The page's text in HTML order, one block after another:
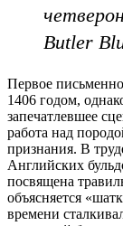
Butler
Первое
1406 годом,
запечатлевшее
работа над
признания. В
Английских
посвящена
объясняется
времени